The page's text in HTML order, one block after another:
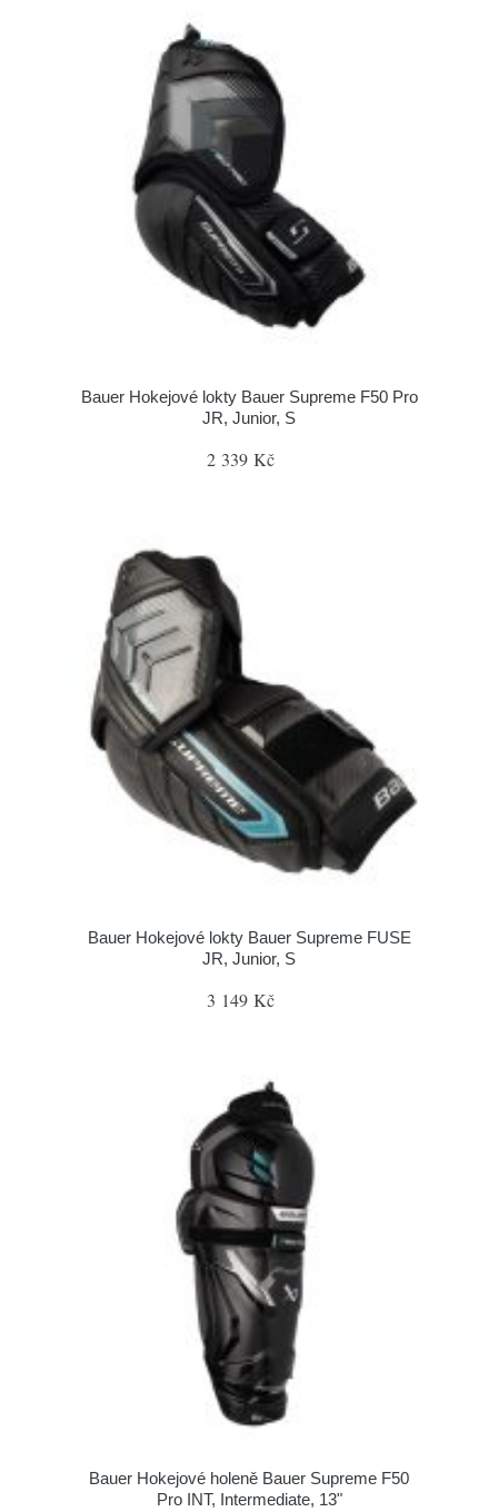
Bauer Hokejové lokty Bauer Supreme F50 Pro
JR, Junior, S
2 339 Kč
Bauer Hokejové lokty Bauer Supreme FUSE
JR, Junior, S
3 149 Kč
Bauer Hokejové holeně Bauer Supreme F50
Pro INT, Intermediate, 13"